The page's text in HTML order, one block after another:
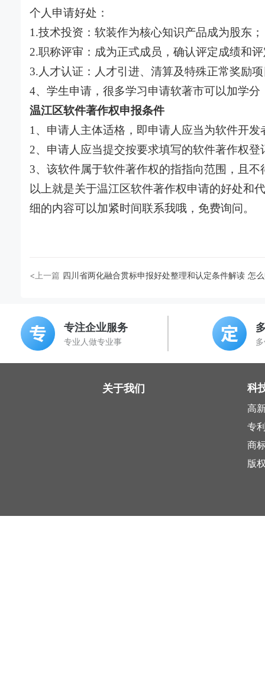
个人申请好处：
1.技术投资：软装作为核心知识产品成为股东；
2.职称评审：成为正式成员，确认评定成绩和
3.人才认证：人才引进、清算及特殊正常奖励
4、学生申请，很多学习申请软著市可以加学
温江区软件著作权申报条件
1、 申请人主体适格，即申请人应当为软件开
2、申请人应当提交按要求填写的软件著作权
3、该软件属于软件著作权的指指向范围，且不
以上就是关于温江区软件著作权申请的好处和
细的内容可以加紧时间联系我哦，免费询问。
<上一篇 四川省两化融合贯标申报好处整理和认定条件解读 怎
专注企业服务
专业人做专业事
关于我们 科
高
专
商
版